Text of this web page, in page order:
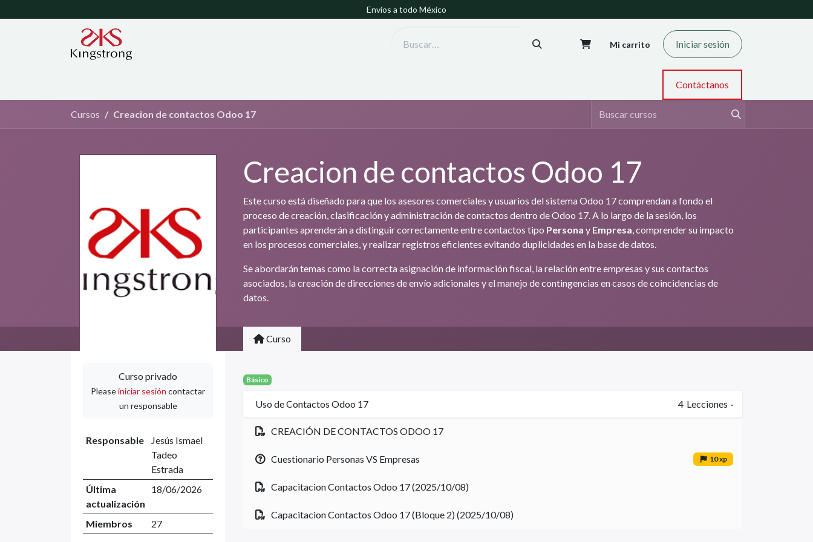
Envíos a todo México
Mi carrito Iniciar sesión
Contáctanos
Cursos Creacion de contactos Odoo 17
Creacion de contactos Odoo 17
Este curso está diseñado para que los asesores comerciales y usuarios del sistema Odoo 17 comprendan a fondo el
proceso de creación, clasificación y administración de contactos dentro de Odoo 17. A lo largo de la sesión, los
participantes aprenderán a distinguir correctamente entre contactos tipo Persona y Empresa, comprender su impacto
en los procesos comerciales, y realizar registros eficientes evitando duplicidades en la base de datos.
Se abordarán temas como la correcta asignación de información fiscal, la relación entre empresas y sus contactos
asociados, la creación de direcciones de envío adicionales y el manejo de contingencias en casos de coincidencias de
datos.
Curso privado
Pleaseiniciar sesión contactar
un responsable
Responsable
Jesús Ismael
Tadeo
Estrada
Última
actualización
18/06/2026
Miembros 27
Curso
Básico
Uso de Contactos Odoo 17 4 Lecciones ·
CREACIÓN DE CONTACTOS ODOO 17
Cuestionario Personas VS Empresas 10 xp
Capacitacion Contactos Odoo 17 (2025/10/08)
Capacitacion Contactos Odoo 17 (Bloque 2) (2025/10/08)